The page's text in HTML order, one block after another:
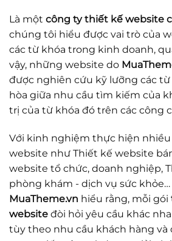
Là một công ty thiết kế website
chúng tôi hiểu được vai trò của
các từ khóa trong kinh doanh,
vậy, những website do
được nghiên cứu kỹ lưỡng các từ
hòa giữa nhu cầu tìm kiếm của
trị của từ khóa đó trên các công
Với kinh nghiệm thực hiện
website như Thiết kế website
website tổ chức, doanh nghiệp,
phòng khám - dịch vụ sức khỏe…
MuaTheme.vn hiểu rằng, mỗi gói
website đòi hỏi yêu cầu khác
tùy theo nhu cầu khách hàng và